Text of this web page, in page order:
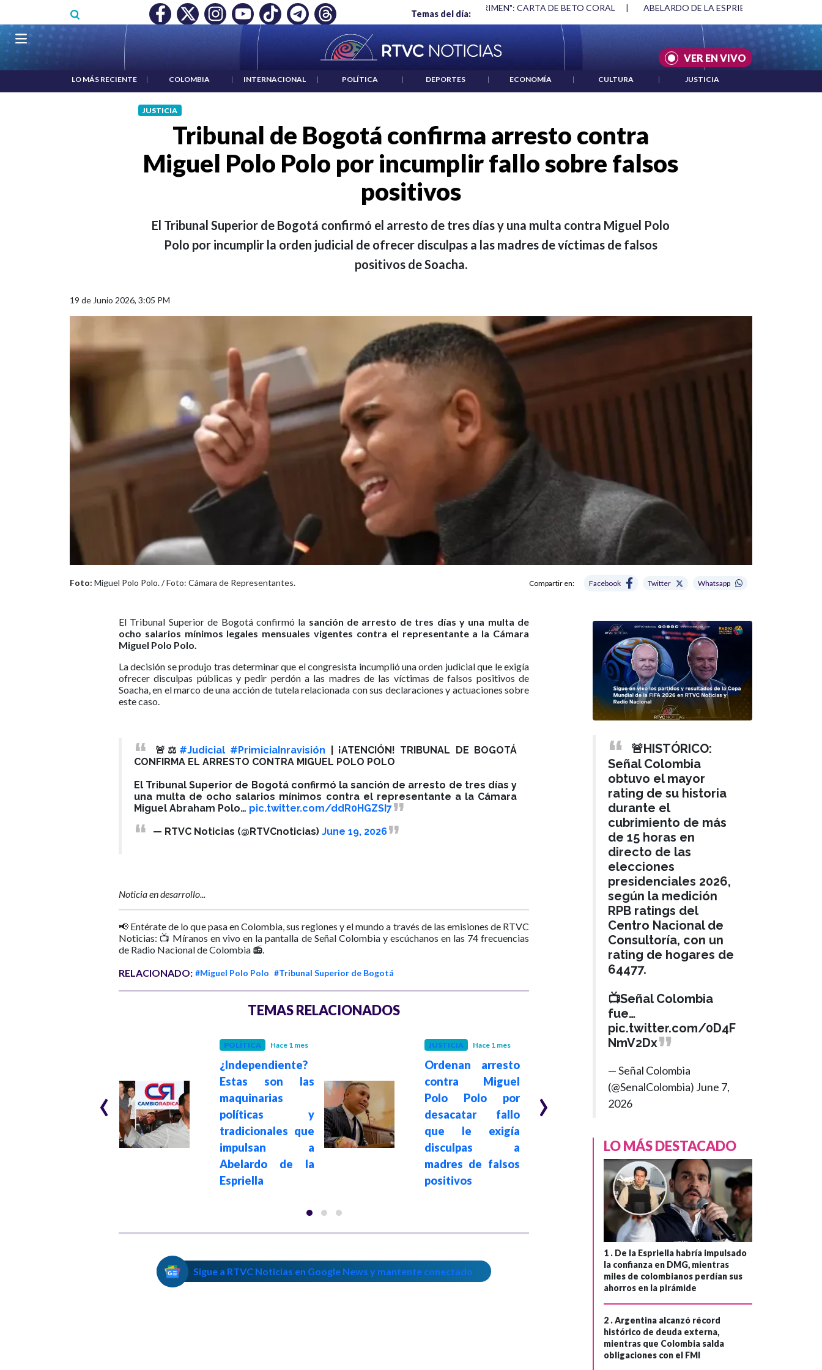
Temas del día:
MÍNIMO NO DESTRUYÓ EMPLEO: JP MORGAN | "HABLAR NO ES UN CRIMEN": CARTA DE BETO CORAL ABELARDO DE LA ESPRIELLA Y DMG | ACUERDOS ENTRE ESTADOS UNIDOS E
VER EN VIVO
Navegación principal
LO MÁS RECIENTE | COLOMBIA | INTERNACIONAL | POLÍTICA | DEPORTES | ECONOMÍA | CULTURA | JUSTICIA
JUSTICIA
Tribunal de Bogotá confirma arresto contra
Miguel Polo Polo por incumplir fallo sobre falsos
positivos
El Tribunal Superior de Bogotá confirmó el arresto de tres días y una multa contra Miguel Polo
Polo por incumplir la orden judicial de ofrecer disculpas a las madres de víctimas de falsos
positivos de Soacha.
19 de Junio 2026, 3:05 PM
Foto: Miguel Polo Polo. / Foto: Cámara de Representantes. Compartir en: Facebook Twitter Whatsapp
El Tribunal Superior de Bogotá confirmó la sanción de arresto de tres días y una multa de
ocho salarios mínimos legales mensuales vigentes contra el representante a la Cámara
Miguel Polo Polo.
La decisión se produjo tras determinar que el congresista incumplió una orden judicial que le exigía
ofrecer disculpas públicas y pedir perdón a las madres de las víctimas de falsos positivos de
Soacha, en el marco de una acción de tutela relacionada con sus declaraciones y actuaciones sobre
este caso.
🚨⚖️ #Judicial #PrimiciaInravisión | ¡ATENCIÓN! TRIBUNAL DE BOGOTÁ
CONFIRMA EL ARRESTO CONTRA MIGUEL POLO POLO
El Tribunal Superior de Bogotá confirmó la sanción de arresto de tres días y
una multa de ocho salarios mínimos contra el representante a la Cámara
Miguel Abraham Polo… pic.twitter.com/ddR0HGZSI7
— RTVC Noticias (@RTVCnoticias) June 19, 2026
Noticia en desarrollo...
📢 Entérate de lo que pasa en Colombia, sus regiones y el mundo a través de las emisiones de RTVC
Noticias: 📺 Míranos en vivo en la pantalla de Señal Colombia y escúchanos en las 74 frecuencias
de Radio Nacional de Colombia 📻.
RELACIONADO: #Miguel Polo Polo #Tribunal Superior de Bogotá
TEMAS RELACIONADOS
el candidato de
Tumaco que le
POLÍTICA Hace 1 mes
¿Independiente?
Estas son las
maquinarias
políticas y
tradicionales que
impulsan a
Abelardo de la
Espriella
JUSTICIA Hace 1 mes
Ordenan arresto
contra Miguel
Polo Polo por
desacatar fallo
que le exigía
disculpas a
madres de falsos
positivos
Tribunal prohíbe
uso de símbolos
Abelardo de la
Espriella
‹ ›
Sigue a RTVC Noticias en Google News y mantente conectado
🚨HISTÓRICO:
Señal Colombia
obtuvo el mayor
rating de su historia
durante el
cubrimiento de más
de 15 horas en
directo de las
elecciones
presidenciales 2026,
según la medición
RPB ratings del
Centro Nacional de
Consultoría, con un
rating de hogares de
64477.
📺Señal Colombia
fue…
pic.twitter.com/0D4F
NmV2Dx
— Señal Colombia
(@SenalColombia) June 7,
2026
LO MÁS DESTACADO
1 . De la Espriella habría impulsado
la confianza en DMG, mientras
miles de colombianos perdían sus
ahorros en la pirámide
2 .Argentina alcanzó récord
histórico de deuda externa,
mientras que Colombia salda
obligaciones con el FMI